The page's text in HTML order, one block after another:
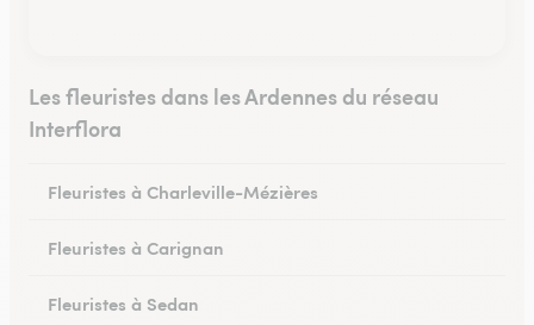
Les fleuristes dans les Ardennes du réseau
Interflora
Fleuristes à Charleville-Mézières
Fleuristes à Carignan
Fleuristes à Sedan